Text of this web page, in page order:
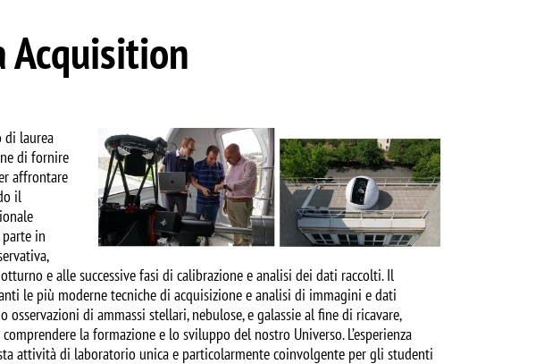
Acquisition
Image
di laurea
di fornire
affrontare
il
in
e alle successive fasi di calibrazione e analisi dei dati raccolti. Il
le più moderne tecniche di acquisizione e analisi di immagini e dati
di ammassi stellari, nebulose, e galassie al fine di ricavare,
la formazione e lo sviluppo del nostro Universo. L’esperienza
attività di laboratorio unica e particolarmente coinvolgente per gli studenti